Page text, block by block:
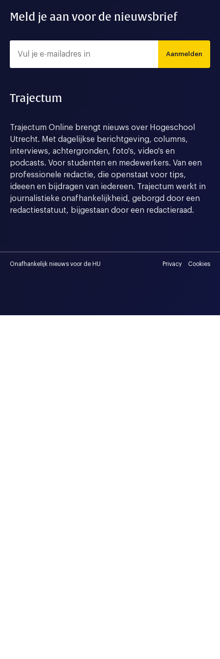
Meld je aan voor de nieuwsbrief
Aanmelden
Trajectum
Trajectum Online brengt nieuws over Hogeschool
Utrecht. Met dagelijkse berichtgeving, columns,
interviews, achtergronden, foto's, video's en
podcasts. Voor studenten en medewerkers. Van een
professionele redactie, die openstaat voor tips,
ideeen en bijdragen van iedereen. Trajectum werkt in
journalistieke onafhankelijkheid, geborgd door een
redactiestatuut, bijgestaan door een redactieraad.
Onafhankelijk nieuws voor de HU Privacy Cookies